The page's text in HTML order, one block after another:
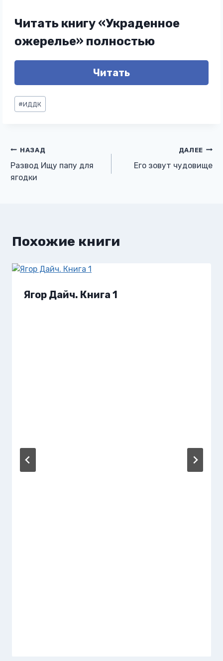
Читать книгу «Украденное
ожерелье» полностью
Читать
Метки
записи:
#ИДДК
Навигация
по
НАЗАД
Развод Ищу папу для
ягодки
ДАЛЕЕ
Его зовут чудовище
Похожие книги
Ягор Дайч. Книга 1